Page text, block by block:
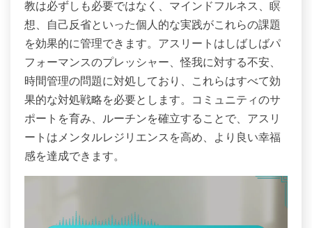
教は必ずしも必要ではなく、マインドフルネス、瞑
想、自己反省といった個人的な実践がこれらの課題
を効果的に管理できます。アスリートはしばしばパ
フォーマンスのプレッシャー、怪我に対する不安、
時間管理の問題に対処しており、これらはすべて効
果的な対処戦略を必要とします。コミュニティのサ
ポートを育み、ルーチンを確立することで、アスリ
ートはメンタルレジリエンスを高め、より良い幸福
感を達成できます。